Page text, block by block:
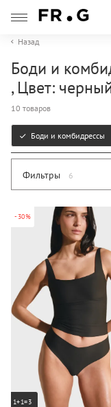
Назад
Боди и
, Цвет:
10 товаров
Боди и комбидрессы
Фильтры 6
-30%
1+1=3